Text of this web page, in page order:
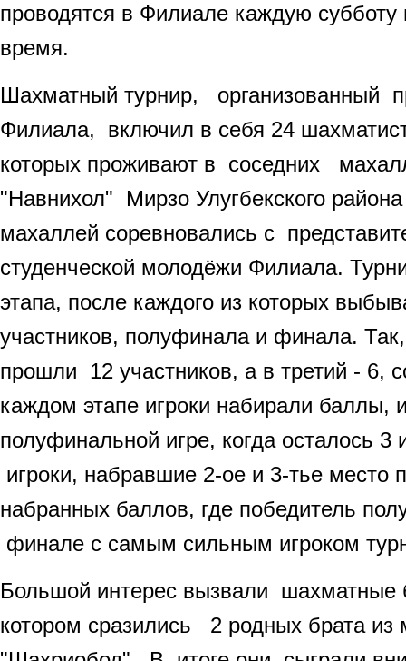
проводятся в Филиале каждую субботу
время.
Шахматный турнир, организованный
Филиала, включил в себя 24
которых проживают в соседних
"Навнихол" Мирзо Улугбекского
махаллей соревновались с
студенческой молодёжи Филиала.
этапа, после каждого из которых
участников, полуфинала и финала.
прошли 12 участников, а в третий - 6,
каждом этапе игроки набирали баллы,
полуфинальной игре, когда осталось 3
игроки, набравшие 2-ое и 3-тье место
набранных баллов, где победитель
финале с самым сильным игроком
Большой интерес вызвали шахматные
котором сразились 2 родных брата из